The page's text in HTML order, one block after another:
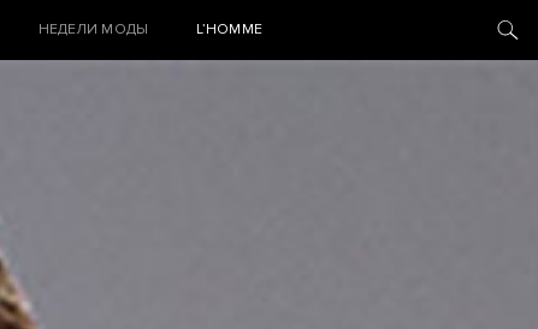
НЕДЕЛИ МОДЫ L’HOMME